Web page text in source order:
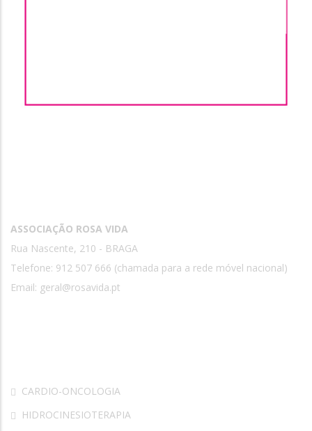
ASSOCIAÇÃO ROSA VIDA
Rua Nascente, 210 - BRAGA
Telefone: 912 507 666 (chamada para a rede móvel nacional)
Email: geral@rosavida.pt
CARDIO-ONCOLOGIA
HIDROCINESIOTERAPIA